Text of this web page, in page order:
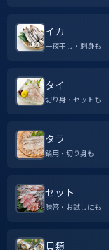
イカ
一夜干し・刺身も
タイ
切り身・セットも
タラ
鍋用・切り身も
セット
贈答・お試しにも
貝類